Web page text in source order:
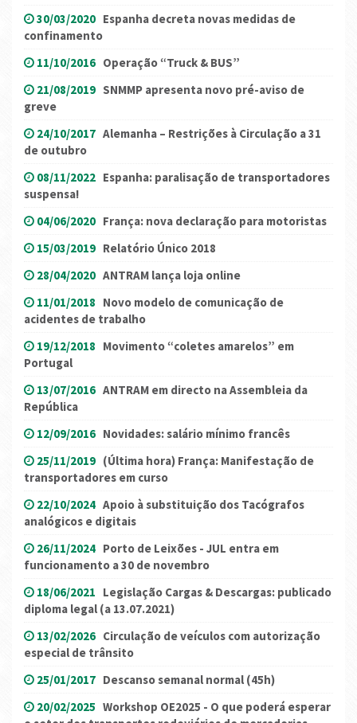
30/03/2020 Espanha decreta novas medidas de
confinamento
11/10/2016 Operação “Truck & BUS”
21/08/2019 SNMMP apresenta novo pré-aviso de
greve
24/10/2017 Alemanha – Restrições à Circulação a 31
de outubro
08/11/2022 Espanha: paralisação de transportadores
suspensa!
04/06/2020 França: nova declaração para motoristas
15/03/2019 Relatório Único 2018
28/04/2020 ANTRAM lança loja online
11/01/2018 Novo modelo de comunicação de
acidentes de trabalho
19/12/2018 Movimento “coletes amarelos” em
Portugal
13/07/2016 ANTRAM em directo na Assembleia da
República
12/09/2016 Novidades: salário mínimo francês
25/11/2019 (Última hora) França: Manifestação de
transportadores em curso
22/10/2024 Apoio à substituição dos Tacógrafos
analógicos e digitais
26/11/2024 Porto de Leixões - JUL entra em
funcionamento a 30 de novembro
18/06/2021 Legislação Cargas & Descargas: publicado
diploma legal (a 13.07.2021)
13/02/2026 Circulação de veículos com autorização
especial de trânsito
25/01/2017 Descanso semanal normal (45h)
20/02/2025 Workshop OE2025 - O que poderá esperar